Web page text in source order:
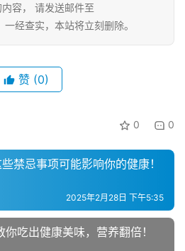
容， 请发送邮件至
经查实，本站将立刻删除。
赞 (0)
0 0
禁忌事项可能影响你的健康！
2025年2月28日 下午5:35
吃出健康美味，营养翻倍！